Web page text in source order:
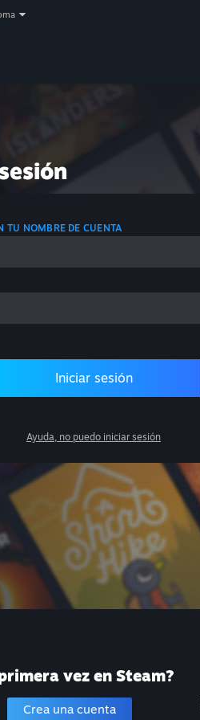
TU NOMBRE DE CUENTA
Iniciar sesión
Ayuda, no puedo iniciar sesión
vez en Steam?
Crea una cuenta